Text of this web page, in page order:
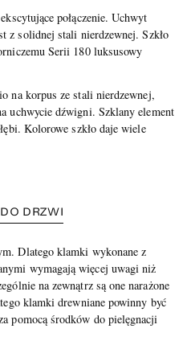
połączenie. Uchwyt
z solidnej stali nierdzewnej. Szkło
Serii 180 luksusowy
na korpus ze stali nierdzewnej,
uchwycie dźwigni. Szklany element
Kolorowe szkło daje wiele
DRZWI
Dlatego klamki wykonane z
wymagają więcej uwagi niż
na zewnątrz są one narażone
klamki drewniane powinny być
pomocą środków do pielęgnacji